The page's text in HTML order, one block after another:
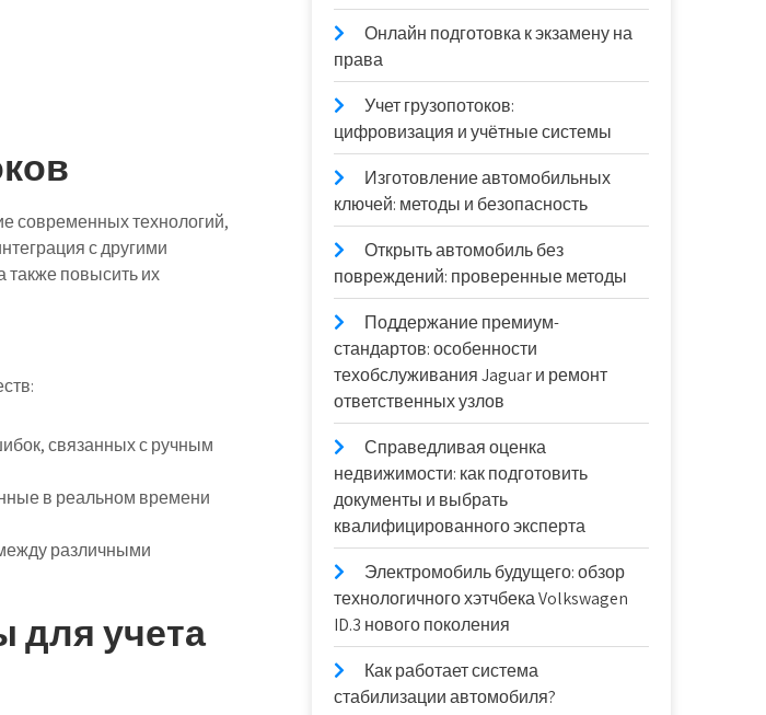
современных технологий,
с другими
также повысить их
связанных с ручным
в реальном времени
различными
для учета
Онлайн подготовка к экзамену на
права
Учет грузопотоков:
цифровизация и учётные системы
Изготовление автомобильных
ключей: методы и безопасность
Открыть автомобиль без
повреждений: проверенные методы
Поддержание премиум-
стандартов: особенности
техобслуживания Jaguar и ремонт
ответственных узлов
Справедливая оценка
недвижимости: как подготовить
документы и выбрать
квалифицированного эксперта
Электромобиль будущего: обзор
технологичного хэтчбека Volkswagen
ID.3 нового поколения
Как работает система
стабилизации автомобиля?